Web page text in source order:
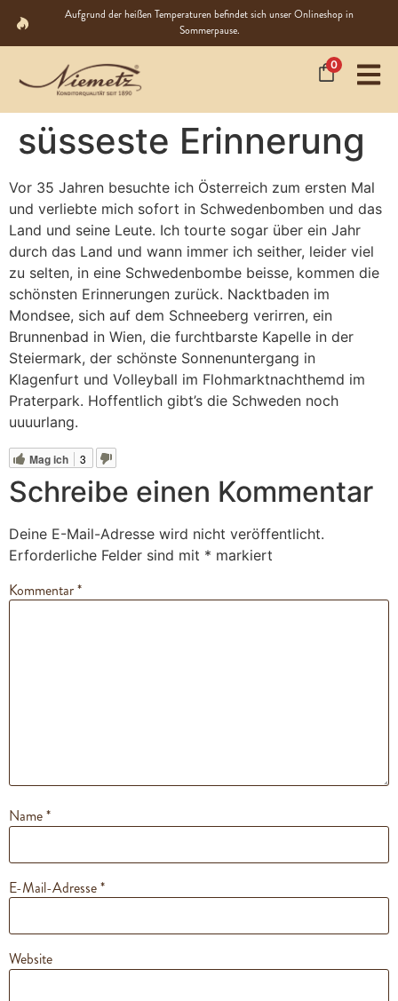
Aufgrund der heißen Temperaturen befindet sich unser Onlineshop in
Sommerpause.
0
süsseste Erinnerung
Vor 35 Jahren besuchte ich Österreich zum ersten Mal
und verliebte mich sofort in Schwedenbomben und das
Land und seine Leute. Ich tourte sogar über ein Jahr
durch das Land und wann immer ich seither, leider viel
zu selten, in eine Schwedenbombe beisse, kommen die
schönsten Erinnerungen zurück. Nacktbaden im
Mondsee, sich auf dem Schneeberg verirren, ein
Brunnenbad in Wien, die furchtbarste Kapelle in der
Steiermark, der schönste Sonnenuntergang in
Klagenfurt und Volleyball im Flohmarktnachthemd im
Praterpark. Hoffentlich gibt’s die Schweden noch
uuuurlang.
Mag ich 3
Schreibe einen Kommentar
Deine E-Mail-Adresse wird nicht veröffentlicht.
Erforderliche Felder sind mit * markiert
Kommentar*
Name*
E-Mail-Adresse*
Website